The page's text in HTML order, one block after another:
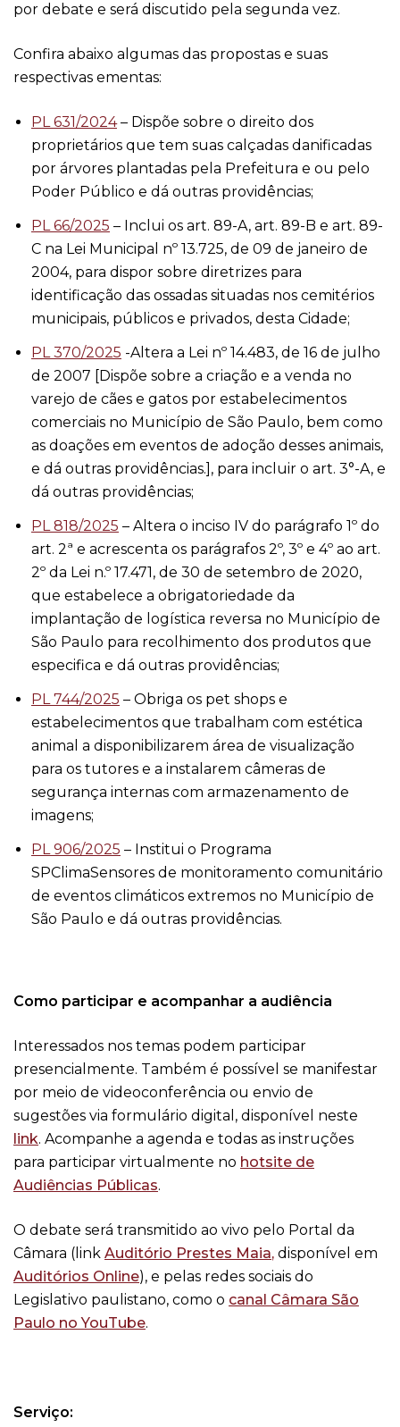
por debate e será discutido pela segunda vez.
Confira abaixo algumas das propostas e suas
respectivas ementas:
PL 631/2024– Dispõe sobre o direito dos
proprietários que tem suas calçadas danificadas
por árvores plantadas pela Prefeitura e ou pelo
Poder Público e dá outras providências;
PL 66/2025 – Inclui os art. 89-A, art. 89-B e art. 89-
C na Lei Municipal nº 13.725, de 09 de janeiro de
2004, para dispor sobre diretrizes para
identificação das ossadas situadas nos cemitérios
municipais, públicos e privados, desta Cidade;
PL 370/2025 -Altera a Lei nº 14.483, de 16 de julho
de 2007 [Dispõe sobre a criação e a venda no
varejo de cães e gatos por estabelecimentos
comerciais no Município de São Paulo, bem como
as doações em eventos de adoção desses animais,
e dá outras providências.], para incluir o art. 3°-A, e
dá outras providências;
PL 818/2025 – Altera o inciso IV do parágrafo 1º do
art. 2ª e acrescenta os parágrafos 2º, 3º e 4º ao art.
2º da Lei n.º 17.471, de 30 de setembro de 2020,
que estabelece a obrigatoriedade da
implantação de logística reversa no Município de
São Paulo para recolhimento dos produtos que
especifica e dá outras providências;
PL 744/2025 – Obriga os pet shops e
estabelecimentos que trabalham com estética
animal a disponibilizarem área de visualização
para os tutores e a instalarem câmeras de
segurança internas com armazenamento de
imagens;
PL 906/2025 – Institui o Programa
SPClimaSensores de monitoramento comunitário
de eventos climáticos extremos no Município de
São Paulo e dá outras providências.
Como participar e acompanhar a audiência
Interessados nos temas podem participar
presencialmente. Também é possível se manifestar
por meio de videoconferência ou envio de
sugestões via formulário digital, disponível neste
link. Acompanhe a agenda e todas as instruções
para participar virtualmente no hotsite de
Audiências Públicas.
O debate será transmitido ao vivo pelo Portal da
Câmara (link Auditório Prestes Maia, disponível em
Auditórios Online), e pelas redes sociais do
Legislativo paulistano, como o canal Câmara São
Paulo no YouTube.
Serviço: